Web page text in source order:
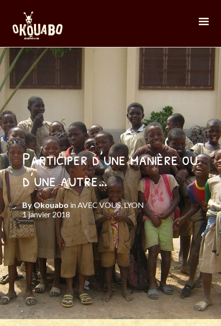
Participer d’une manière ou
d’une autre…
ByOkouabo in AVEC VOUS,LYON
1 janvier 2018